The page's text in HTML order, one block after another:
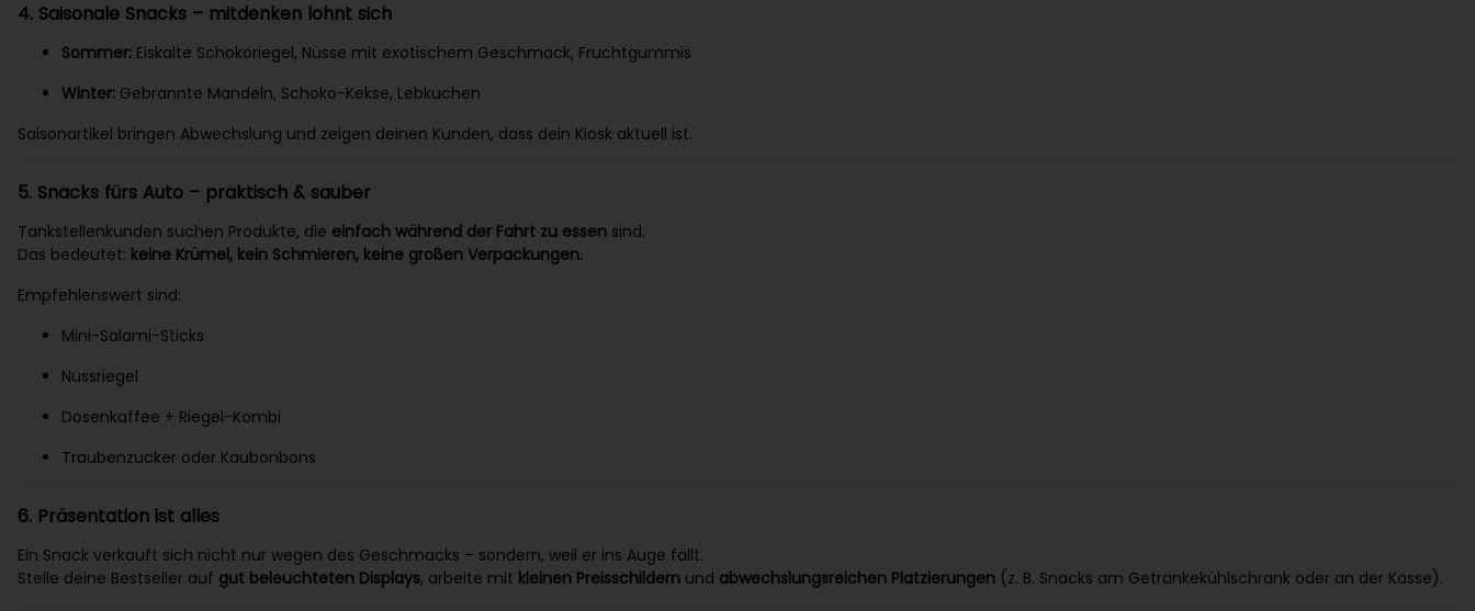
4. Saisonale Snacks – mitdenken lohnt sich
Sommer: Eiskalte Schokoriegel, Nüsse mit exotischem Geschmack, Fruchtgummis
Winter: Gebrannte Mandeln, Schoko-Kekse, Lebkuchen
Saisonartikel bringen Abwechslung und zeigen deinen Kunden, dass dein Kiosk aktuell ist.
5. Snacks fürs Auto – praktisch & sauber
Tankstellenkunden suchen Produkte, die einfach während der Fahrt zu essen sind.
Das bedeutet: keine Krümel, kein Schmieren, keine großen Verpackungen.
Empfehlenswert sind:
Mini-Salami-Sticks
Nussriegel
Dosenkaffee + Riegel-Kombi
Traubenzucker oder Kaubonbons
6. Präsentation ist alles
Ein Snack verkauft sich nicht nur wegen des Geschmacks – sondern, weil er ins Auge fällt.
Stelle deine Bestseller auf gut beleuchteten Displays, arbeite mit kleinen Preisschildern und abwechslungsreichen Platzierungen (z. B. Snacks am Getränkekühlschrank oder an der Kasse).